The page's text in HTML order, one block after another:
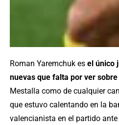
Roman Yaremchuk es el único
nuevas que falta por ver
Mestalla como de cualquier
que estuvo calentando en la
valencianista en el partido